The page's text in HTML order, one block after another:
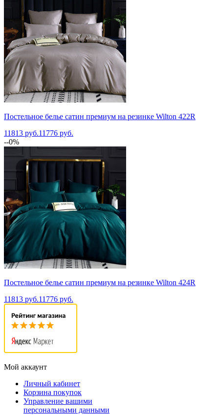
Постельное белье сатин премиум на резинке Wilton 422R
11813 руб.11776 руб.
--0%
Постельное белье сатин премиум на резинке Wilton 424R
11813 руб.11776 руб.
Мой аккаунт
Личный кабинет
Корзина покупок
Управление вашими
персональными данными